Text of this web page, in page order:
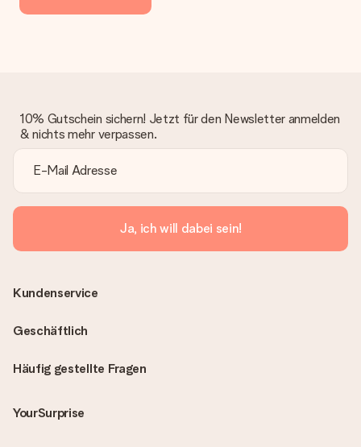
10% Gutschein sichern! Jetzt für den Newsletter anmelden
& nichts mehr verpassen.
Ja, ich will dabei sein!
Häufig gestellte Fragen
YourSurprise
Kundenservice
Geschäftlich